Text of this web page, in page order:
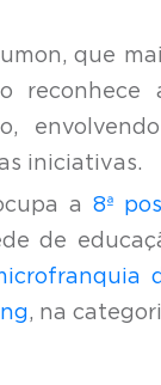
que
reconhece
iniciativas.
a 8ª
de
, na